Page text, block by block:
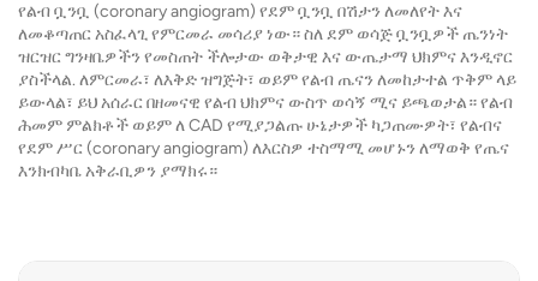
የልብ ቧንቧ (coronary angiogram) የደም ቧንቧ በሽታን ለመለየት እና
ለመቆጣጠር አስፈላጊ የምርመራ መሳሪያ ነው። ስለ ደም ወሳጅ ቧንቧዎች ጤንነት
ዝርዝር ግንዛቤዎችን የመስጠት ችሎታው ወቅታዊ እና ውጤታማ ህክምና እንዲኖር
ያስችላል. ለምርመራ፣ ለእቅድ ዝግጅት፣ ወይም የልብ ጤናን ለመከታተል ጥቅም ላይ
ይውላል፣ ይህ አሰራር በዘመናዊ የልብ ህክምና ውስጥ ወሳኝ ሚና ይጫወታል። የልብ
ሕመም ምልክቶች ወይም ለ CAD የሚያጋልጡ ሁኔታዎች ካጋጠሙዎት፣ የልብና
የደም ሥር (coronary angiogram) ለእርስዎ ተስማሚ መሆኑን ለማወቅ የጤና
እንክብካቤ አቅራቢዎን ያማክሩ።